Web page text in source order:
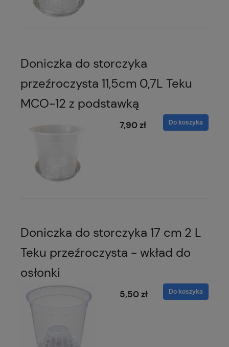
Doniczka do storczyka
przeźroczysta 11,5cm 0,7L Teku
MCO-12 z podstawką
7,90 zł Do koszyka
Doniczka do storczyka 17 cm 2 L
Teku przeźroczysta - wkład do
osłonki
5,50 zł Do koszyka